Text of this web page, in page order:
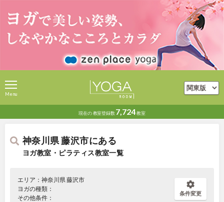
現在の教室登録数 7,724教室
Menu
神奈川県 藤沢市にある
ヨガ教室・ピラティス教室一覧
エリア：神奈川県 藤沢市
ヨガの種類：
その他条件：
条件変更